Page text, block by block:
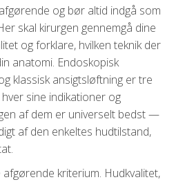
og bør altid indgå som
skal kirurgen gennemgå dine
og forklare, hvilken teknik der
anatomi. Endoskopisk
klassisk ansigtsløftning er tre
sine indikationer og
af dem er universelt bedst —
af den enkeltes hudtilstand,
kriterium. Hudkvalitet,